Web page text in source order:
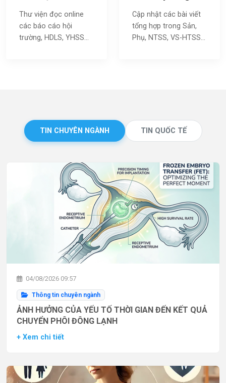
Thư viện đọc online
các báo cáo hội
trường, HDLS, YHSS…
Cập nhật các bài viết
tổng hợp trong Sản,
Phụ, NTSS, VS-HTSS...
TIN CHUYÊN NGÀNH TIN QUỐC TẾ
04/08/2026 09:57
Thông tin chuyên ngành
ẢNH HƯỞNG CỦA YẾU TỐ THỜI GIAN ĐẾN KẾT QUẢ
CHUYỂN PHÔI ĐÔNG LẠNH
+ Xem chi tiết